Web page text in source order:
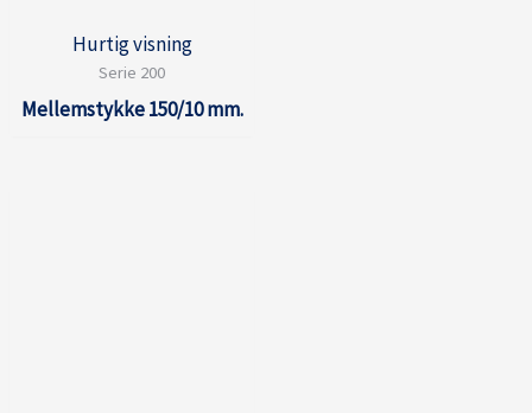
Hurtig visning
Serie 200
Mellemstykke 150/10 mm.